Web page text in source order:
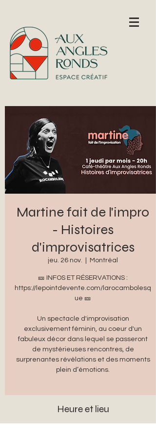
Martine fait de l'impro
- Histoires
d'improvisatrices
jeu. 26 nov. Montréal
🎫 INFOS ET RÉSERVATIONS :
https://lepointdevente.com/larocambolesq
ue 🎫
Un spectacle d'improvisation
exclusivement féminin, au coeur d'un
fabuleux décor dans lequel se passeront
de mystérieuses rencontres, de
surprenantes révélations et des moments
plein d’émotions.
Heure et lieu